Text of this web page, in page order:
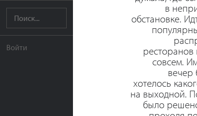
Войти
в
обстановке.
ресторанов
совсем.
вечер
хотелось
на выходной.
было